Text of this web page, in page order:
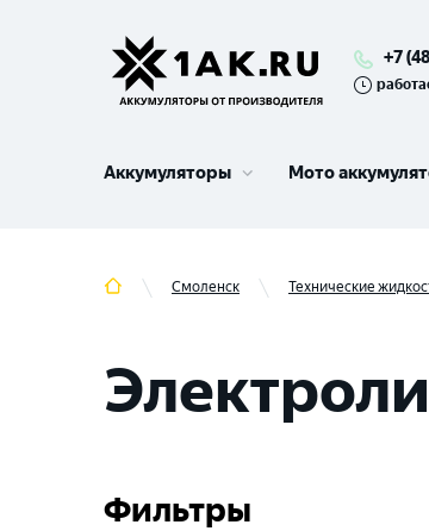
+7
Аккумуляторы Мото
Смоленск Технические
Фильтры